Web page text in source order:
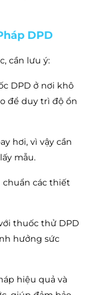
DPD
cần lưu ý:
DPD ở nơi khô
để duy trì độ ổn
hơi, vì vậy cần
mẫu.
các thiết
thuốc thử DPD
hưởng sức
hiệu quả và